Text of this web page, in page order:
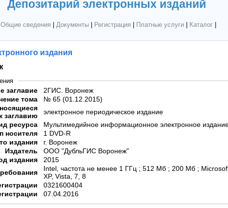
Депозитарий электронных изданий
Общие сведения Документы| Регистрация Платные услуги| Каталог|
издания
заглавие
2ГИС. Воронеж
тома
№ 65 (01.12.2015)
к заглавию
электронное периодическое издание
ресурса
Мультимедийное информационное электронное
носителя
1 DVD-R
издания
г. Воронеж
Издатель
ООО "ДубльГИС Воронеж"
издания
2015
Intel, частота не менее 1 ГГц ; 512 Мб ; 200 Мб ;
XP, Vista, 7, 8
0321600404
07.04.2016